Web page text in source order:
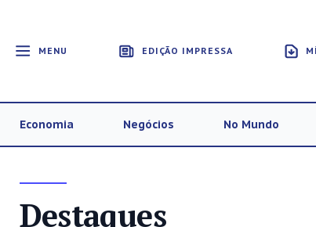
MENU EDIÇÃO IMPRESSA
Economia Negócios No Mundo
Destaques